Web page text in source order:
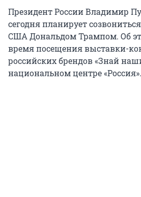
Президент России Владимир
сегодня планирует
США Дональдом Трампом. Об
время посещения выставки-
российских брендов «Знай
национальном центре «Россия».